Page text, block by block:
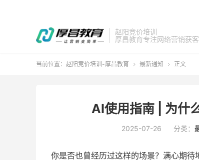
赵阳竞价培训
厚昌教育专注网络营销获客
当前位置： 赵阳竞价培训-厚昌教育  最新通知  正文
AI使用指南 | 为什
2025-07-26 分类：
你是否也曾经历过这样的场景？满心期待